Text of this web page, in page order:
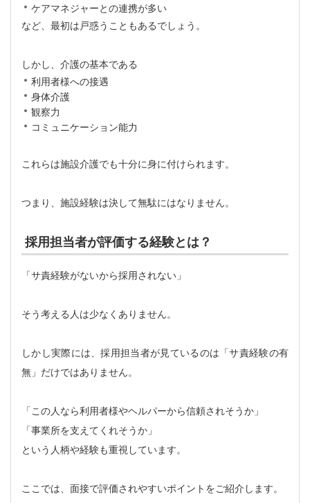
ケアマネジャーとの連携が多い
など、最初は戸惑うこともあるでしょう。
しかし、介護の基本である
利用者様への接遇
身体介護
観察力
コミュニケーション能力
これらは施設介護でも十分に身に付けられます。
つまり、施設経験は決して無駄にはなりません。
採用担当者が評価する経験とは？
「サ責経験がないから採用されない」
そう考える人は少なくありません。
しかし実際には、採用担当者が見ているのは「サ責経験の有
無」だけではありません。
「この人なら利用者様やヘルパーから信頼されそうか」
「事業所を支えてくれそうか」
という人柄や経験も重視しています。
ここでは、面接で評価されやすいポイントをご紹介します。